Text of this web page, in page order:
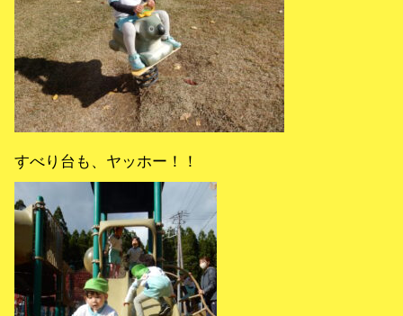
すべり台も、ヤッホー！！